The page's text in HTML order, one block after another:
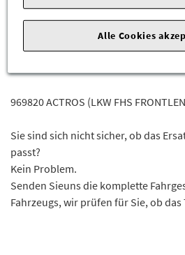
Zum Beispiel passend (kann
Fahrgestellnummerabhängig sein)
969820 ACTROS (LKW FHS
Sie sind sich nicht sicher, ob das
passt?
Kein Problem.
Senden Sieuns die komplette
Fahrzeugs, wir prüfen für Sie, ob das
Alle Cookies